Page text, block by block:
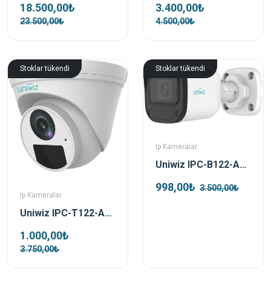
18.500,00₺
23.500,00₺
3.400,00₺
4.500,00₺
Stoklar tükendi
Ip Kameralar
Uniwiz IPC-T122-APF28 2 Mp 2.8Mm Dome Ip Kamera
1.000,00₺
3.750,00₺
Stoklar tükendi
Ip Kameralar
Uniwiz IPC-B122-APF28 2 Mp 2.8Mm Bullet Ip Kamera
998,00₺ 3.500,00₺